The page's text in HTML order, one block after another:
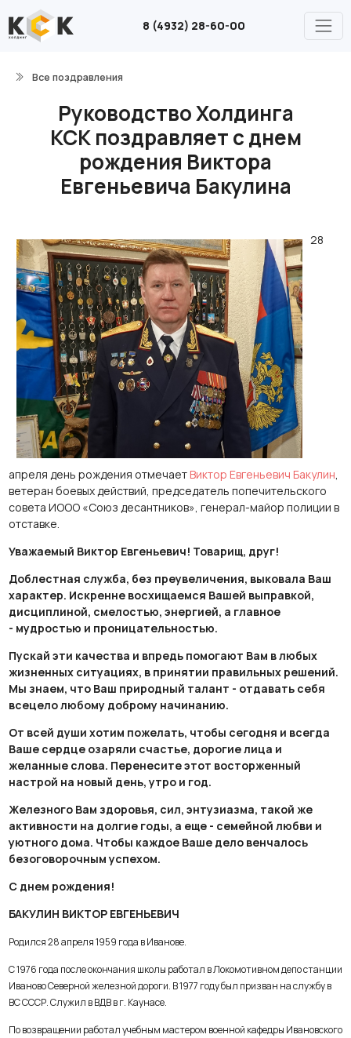
8 (4932) 28-60-00
Все поздравления
Руководство Холдинга
КСК поздравляет с днем
рождения Виктора
Евгеньевича Бакулина
28
апреля день рождения отмечает Виктор Евгеньевич Бакулин
ветеран боевых действий, председатель попечительского
совета ИООО «Союз десантников», генерал-майор полиции в
отставке.
Уважаемый Виктор Евгеньевич! Товарищ, друг!
Доблестная служба, без преувеличения, выковала Ваш
характер. Искренне восхищаемся Вашей выправкой,
дисциплиной, смелостью, энергией, а главное
- мудростью и проницательностью.
Пускай эти качества и впредь помогают Вам в любых
жизненных ситуациях, в принятии правильных решений.
Мы знаем, что Ваш природный талант - отдавать себя
всецело любому доброму начинанию.
От всей души хотим пожелать, чтобы сегодня и всегда
Ваше сердце озаряли счастье, дорогие лица и
желанные слова. Перенесите этот восторженный
настрой на новый день, утро и год.
Железного Вам здоровья, сил, энтузиазма, такой же
активности на долгие годы, а еще - семейной любви и
уютного дома. Чтобы каждое Ваше дело венчалось
безоговорочным успехом.
С днем рождения!
БАКУЛИН ВИКТОР ЕВГЕНЬЕВИЧ
Родился 28 апреля 1959 года в Иванове.
С 1976 года после окончания школы работал в Локомотивном депо станции
Иваново Северной железной дороги. В 1977 году был призван на службу в
ВС СССР. Служил в ВДВ в г. Каунасе.
По возвращении работал учебным мастером военной кафедры Ивановского